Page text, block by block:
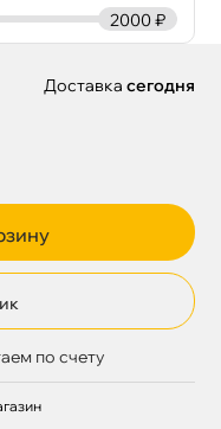
2000 ₽
Доставка сегодня
по счету